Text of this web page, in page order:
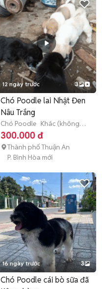
12 ngày trước 3
Chó Poodle lai Nhật Đen
Nâu Trắng
Chó Poodle Khác (không
xác định được)
300.000 đ
Thành phố Thuận An
P. Bình Hòa mới
16 ngày trước 3
Chó Poodle cái bò sữa đã